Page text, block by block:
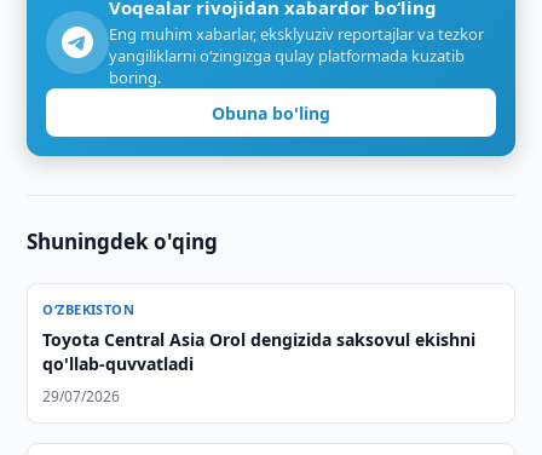
Voqealar rivojidan xabardor bo‘ling
Eng muhim xabarlar, eksklyuziv reportajlar va tezkor
yangiliklarni o‘zingizga qulay platformada kuzatib
boring.
Obuna bo'ling
Shuningdek o'qing
O‘ZBEKISTON
Toyota Central Asia Orol dengizida saksovul ekishni
qo'llab-quvvatladi
29/07/2026